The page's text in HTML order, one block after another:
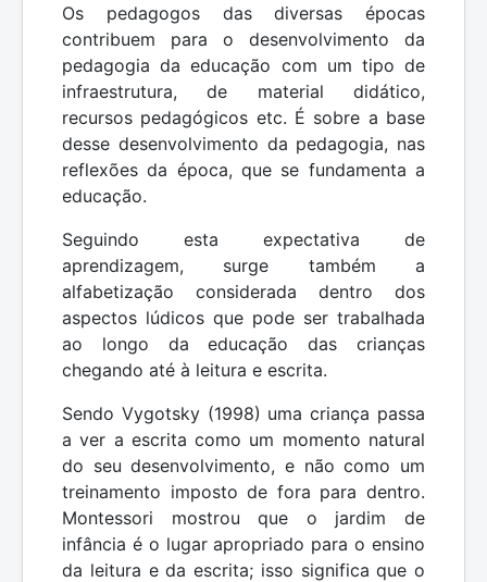
Os pedagogos das diversas épocas
contribuem para o desenvolvimento da
pedagogia da educação com um tipo de
infraestrutura, de material didático,
recursos pedagógicos etc. É sobre a base
desse desenvolvimento da pedagogia, nas
reflexões da época, que se fundamenta a
educação.
Seguindo esta expectativa de
aprendizagem, surge também a
alfabetização considerada dentro dos
aspectos lúdicos que pode ser trabalhada
ao longo da educação das crianças
chegando até à leitura e escrita.
Sendo Vygotsky (1998) uma criança passa
a ver a escrita como um momento natural
do seu desenvolvimento, e não como um
treinamento imposto de fora para dentro.
Montessori mostrou que o jardim de
infância é o lugar apropriado para o ensino
da leitura e da escrita; isso significa que o